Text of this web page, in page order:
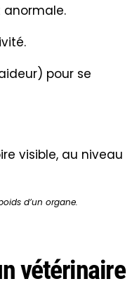
anormale.
pour se
visible, au niveau
d’un organe.
vétérinaire